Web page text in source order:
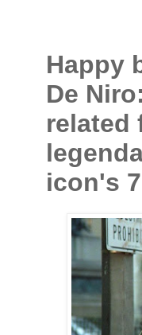
Happy
De
related
icon's